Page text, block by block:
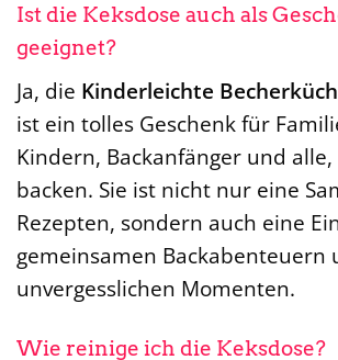
Ist die Keksdose auch als
geeignet?
Ja, die Kinderleichte
ist ein tolles Geschenk für
Kindern, Backanfänger und
backen. Sie ist nicht nur eine
Rezepten, sondern auch eine
gemeinsamen Backabenteuern
unvergesslichen Momenten.
Wie reinige ich die Keksdose?